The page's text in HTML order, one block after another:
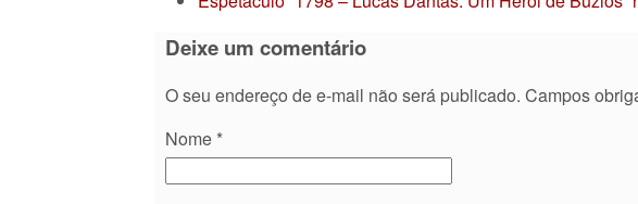
Deixe um comentário
O seu endereço de e-mail não será publicado. Campos
Nome *